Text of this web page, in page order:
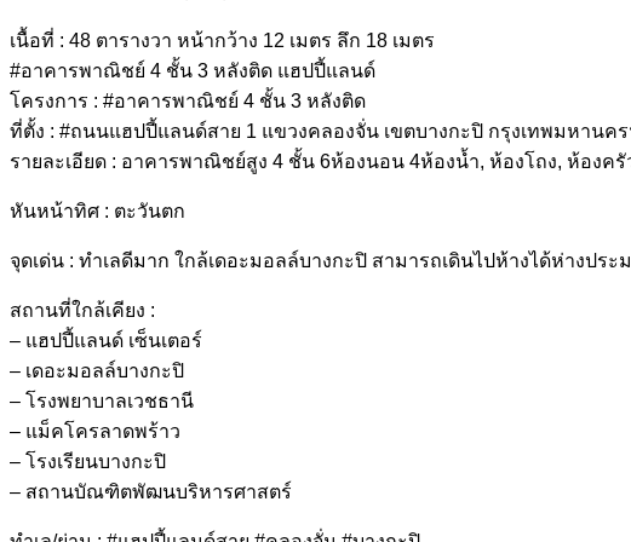
เนื้อที่ : 48 ตารางวา หน้ากว้าง 12 เมตร ลึก 18 เมตร
#อาคารพาณิชย์ 4 ชั้น 3 หลังติด แฮปปี้แลนด์
โครงการ : #อาคารพาณิชย์ 4 ชั้น 3 หลังติด
ที่ตั้ง : #ถนนแฮปปี้แลนด์สาย 1 แขวงคลองจั่น เขตบางกะปิ กรุงเทพมหานคร
รายละเอียด : อาคารพาณิชย์สูง 4 ชั้น 6ห้องนอน 4ห้องน้ำ, ห้องโถง, ห้องครั
หันหน้าทิศ : ตะวันตก
จุดเด่น : ทำเลดีมาก ใกล้เดอะมอลล์บางกะปิ สามารถเดินไปห้างได้ห่างป
สถานที่ใกล้เคียง :
– แฮปปี้แลนด์ เซ็นเตอร์
– เดอะมอลล์บางกะปิ
– โรงพยาบาลเวชธานี
– แม็คโครลาดพร้าว
– โรงเรียนบางกะปิ
– สถานบัณฑิตพัฒนบริหารศาสตร์